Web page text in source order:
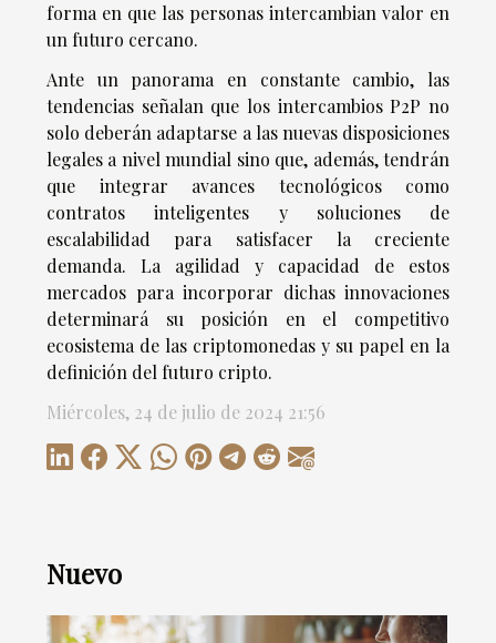
forma en que las personas intercambian valor en
un futuro cercano.
Ante un panorama en constante cambio, las
tendencias señalan que los intercambios P2P no
solo deberán adaptarse a las nuevas disposiciones
legales a nivel mundial sino que, además, tendrán
que integrar avances tecnológicos como
contratos inteligentes y soluciones de
escalabilidad para satisfacer la creciente
demanda. La agilidad y capacidad de estos
mercados para incorporar dichas innovaciones
determinará su posición en el competitivo
ecosistema de las criptomonedas y su papel en la
definición del futuro cripto.
Miércoles, 24 de julio de 2024 21:56
Nuevo